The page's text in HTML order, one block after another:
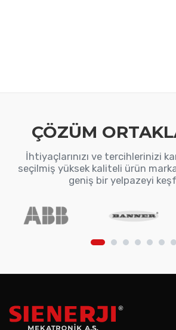
ÇÖZÜM
İhtiyaçlarınızı ve tercihlerinizi
seçilmiş yüksek kaliteli ürün
geniş bir yelpazeyi